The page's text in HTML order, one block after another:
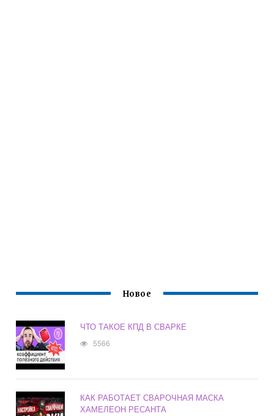
Новое
ЧТО ТАКОЕ КПД В СВАРКЕ
5566
КАК РАБОТАЕТ СВАРОЧНАЯ МАСКА
ХАМЕЛЕОН РЕСАНТА